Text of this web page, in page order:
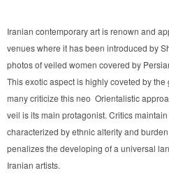
Iranian contemporary art is renown and
venues where it has been introduced by
photos of veiled women covered by
This exotic aspect is highly coveted by
many criticize this neo Orientalistic
veil is its main protagonist. Critics
characterized by ethnic alterity and
penalizes the developing of a universal
Iranian artists.